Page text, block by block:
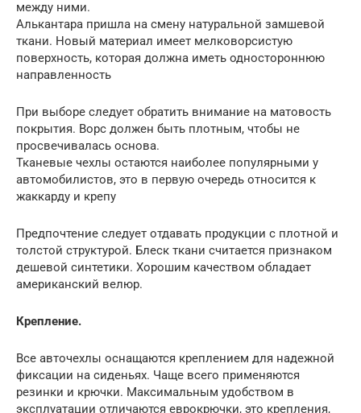
между ними.
Алькантара пришла на смену натуральной замшевой
ткани. Новый материал имеет мелковорсистую
поверхность, которая должна иметь одностороннюю
направленность
При выборе следует обратить внимание на матовость
покрытия. Ворс должен быть плотным, чтобы не
просвечивалась основа.
Тканевые чехлы остаются наиболее популярными у
автомобилистов, это в первую очередь относится к
жаккарду и крепу
Предпочтение следует отдавать продукции с плотной и
толстой структурой. Блеск ткани считается признаком
дешевой синтетики. Хорошим качеством обладает
американский велюр.
Крепление.
Все авточехлы оснащаются креплением для надежной
фиксации на сиденьях. Чаще всего применяются
резинки и крючки. Максимальным удобством в
эксплуатации отличаются еврокрючки, это крепления,